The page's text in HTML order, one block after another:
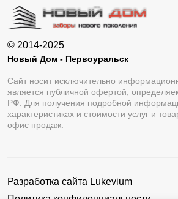
© 2014-2025
Новый Дом - Первоуральск
Сайт носит исключительно
является публичной офертой,
РФ. Для получения подробной
характеристиках и стоимости услуг и
офис продаж.
Разработка сайта Lukevium